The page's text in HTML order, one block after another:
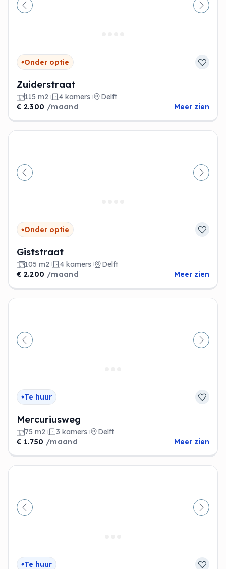
Vorige
Onder optie
Zuiderstraat
115 m2 4 kamers
Delft
€ 2.300 /maand Meer zien
Vorige
Onder optie
Giststraat
105 m2 4 kamers
Delft
€ 2.200 /maand Meer zien
Vorige
Te huur
Mercuriusweg
75 m2 3 kamers
Delft
€ 1.750 /maand Meer zien
Vorige
Te huur